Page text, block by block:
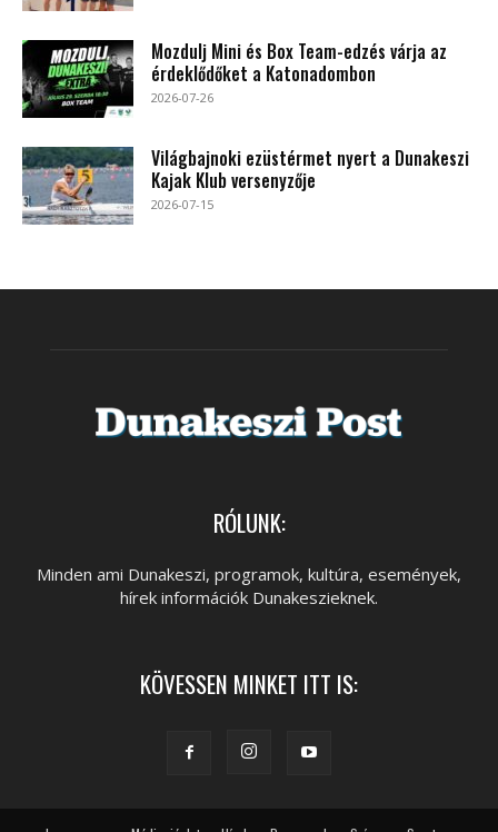
Mozdulj Mini és Box Team-edzés várja az
érdeklődőket a Katonadombon
2026-07-26
Világbajnoki ezüstérmet nyert a Dunakeszi
Kajak Klub versenyzője
2026-07-15
RÓLUNK:
Minden ami Dunakeszi, programok, kultúra, események,
hírek információk Dunakeszieknek.
KÖVESSEN MINKET ITT IS: